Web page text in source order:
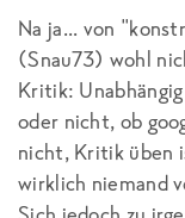
Na ja... von
(Snau73) wohl
Kritik:
oder nicht, ob
nicht, Kritik üben
wirklich niemand